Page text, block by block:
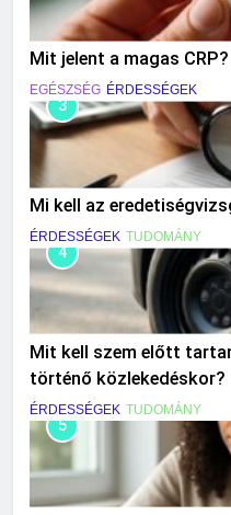
Mit jelent a magas CRP?
EGÉSZSÉG ÉRDESSÉGEK
3
Mi kell az
ÉRDESSÉGEK TUDOMÁNY
4
Mit kell szem előtt
történő közlekedéskor?
ÉRDESSÉGEK TUDOMÁNY
5